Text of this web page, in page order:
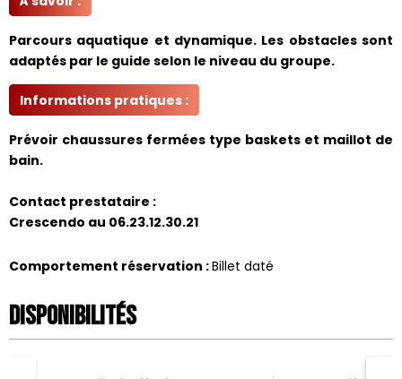
Parcours aquatique et dynamique. Les obstacles sont
adaptés par le guide selon le niveau du groupe.
Informations pratiques :
Prévoir chaussures fermées type baskets et maillot de
bain.
Contact prestataire :
Crescendo au 06.23.12.30.21
Comportement réservation :Billet daté
Disponibilités